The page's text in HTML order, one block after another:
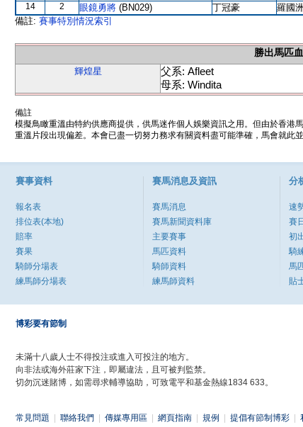
14
2 眼鏡勇將 (BN029) 丁冠豪 羅國洲
備註: 賽事特別情況索引
勝出馬匹
輝煌星
父系: Afleet
母系: Windita
備註
模擬鳥瞰重溫由特約供應商提供，供馬迷作個人娛樂資訊之用。但由於香港
重溫片段出現偏差。本會已盡一切努力務求有關資料盡可能準確，馬會就此
賽事資料
報名表
排位表(本地)
賠率
賽果
騎師分場表
練馬師分場表
賽馬消息及資訊
賽馬消息
賽馬新聞資料庫
主要賽事
馬匹資料
騎師資料
練馬師資料
分
速
賽
初
騎
馬
貼
博彩要有節制
未滿十八歲人士不得投注或進入可投注的地方。
向非法或海外莊家下注，即屬違法，且可被判監禁。
切勿沉迷賭博，如需尋求輔導協助，可致電平和基金熱線1834 633。
常見問題 聯絡我們 傳媒專用區 網頁指南 規例 提倡有節制博彩